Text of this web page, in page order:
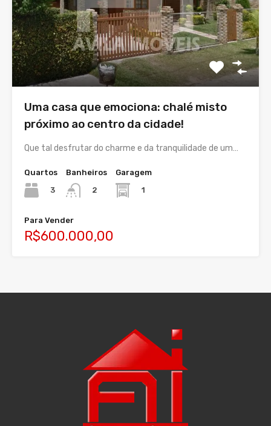
Uma casa que emociona: chalé misto
próximo ao centro da cidade!
Que tal desfrutar do charme e da tranquilidade de um…
Quartos
3
Banheiros
2
Garagem
1
Para Vender
R$600.000,00